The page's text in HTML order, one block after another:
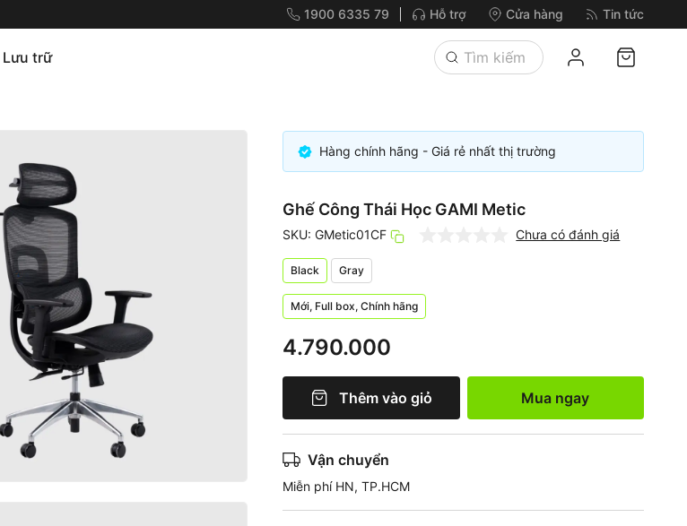
1900 6335 79 Hỗ trợ Cửa hàng Tin tức
Lưu trữ
Hàng chính hãng - Giá rẻ nhất thị trường
Ghế Công Thái Học GAMI Metic
SKU: GMetic01CF Chưa có đánh giá
Black Gray
Mới, Full box, Chính hãng
4.790.000
Thêm vào giỏ Mua ngay
Vận chuyển
Miễn phí HN, TP.HCM